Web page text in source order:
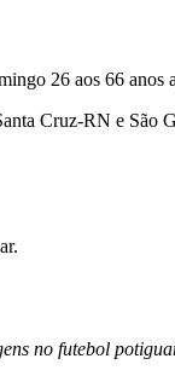
26 aos 66 anos
Cruz-RN e São
no futebol